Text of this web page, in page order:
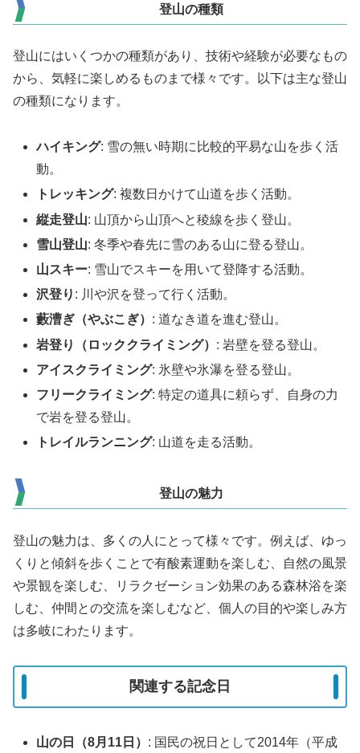
登山の種類
登山にはいくつかの種類があり、技術や経験が必要なもの
から、気軽に楽しめるものまで様々です。以下は主な登山
の種類になります。
ハイキング: 雪の無い時期に比較的平易な山を歩く活
動。
トレッキング: 複数日かけて山道を歩く活動。
縦走登山: 山頂から山頂へと稜線を歩く登山。
雪山登山: 冬季や春先に雪のある山に登る登山。
山スキー: 雪山でスキーを用いて登降する活動。
沢登り : 川や沢を登って行く活動。
藪漕ぎ（やぶこぎ） : 道なき道を進む登山。
岩登り（ロッククライミング） : 岩壁を登る登山。
アイスクライミング: 氷壁や氷瀑を登る登山。
フリークライミング: 特定の道具に頼らず、自身の力
で岩を登る登山。
トレイルランニング: 山道を走る活動。
登山の魅力
登山の魅力は、多くの人にとって様々です。例えば、ゆっ
くりと傾斜を歩くことで有酸素運動を楽しむ、自然の風景
や景観を楽しむ、リラクゼーション効果のある森林浴を楽
しむ、仲間との交流を楽しむなど、個人の目的や楽しみ方
は多岐にわたります。
関連する記念日
山の日（8月11日） : 国民の祝日として2014年（平成